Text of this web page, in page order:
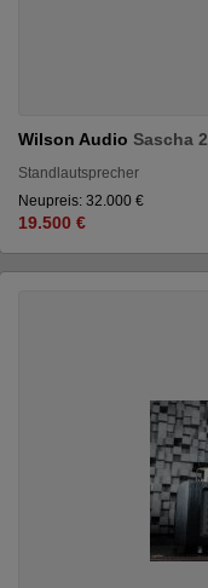
Wilson Audio Sascha 2
Standlautsprecher
Neupreis: 32.000 €
19.500 €